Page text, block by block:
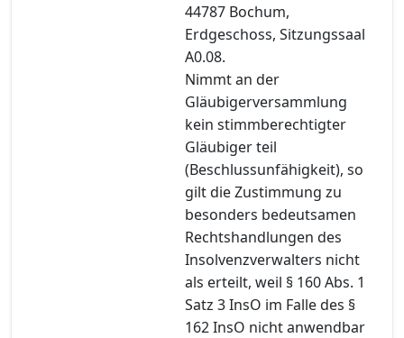
44787 Bochum,
Erdgeschoss, Sitzungssaal
A0.08.
Nimmt an der
Gläubigerversammlung
kein stimmberechtigter
Gläubiger teil
(Beschlussunfähigkeit), so
gilt die Zustimmung zu
besonders bedeutsamen
Rechtshandlungen des
Insolvenzverwalters nicht
als erteilt, weil § 160 Abs. 1
Satz 3 InsO im Falle des §
162 InsO nicht anwendbar